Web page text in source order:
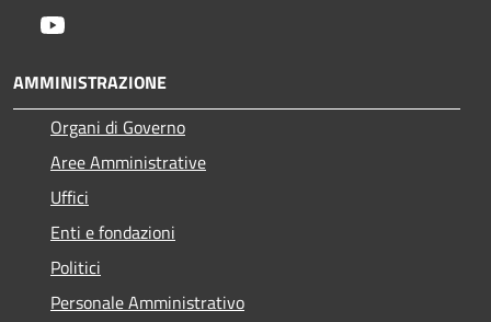
AMMINISTRAZIONE
Organi di Governo
Aree Amministrative
Uffici
Enti e fondazioni
Politici
Personale Amministrativo